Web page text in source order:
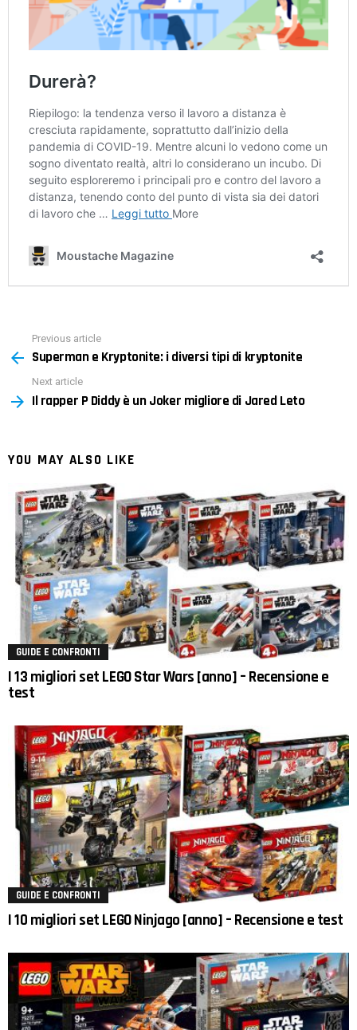
more
Previous article
Superman e Kryptonite: i diversi tipi di kryptonite
Next article
Il rapper P Diddy è un Joker migliore di Jared Leto
YOU MAY ALSO LIKE
GUIDE E CONFRONTI
I 13 migliori set LEGO Star Wars [anno] – Recensione e
test
GUIDE E CONFRONTI
I 10 migliori set LEGO Ninjago [anno] – Recensione e test